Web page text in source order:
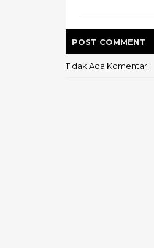
POST COMMENT
Tidak Ada Komentar: